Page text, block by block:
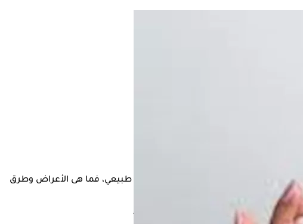
عن القيام بمهام حياته اليومية بشكل طبيعي، فما هى الأعراض وطرق
طب وجراحة العظام والعمود الفقري.